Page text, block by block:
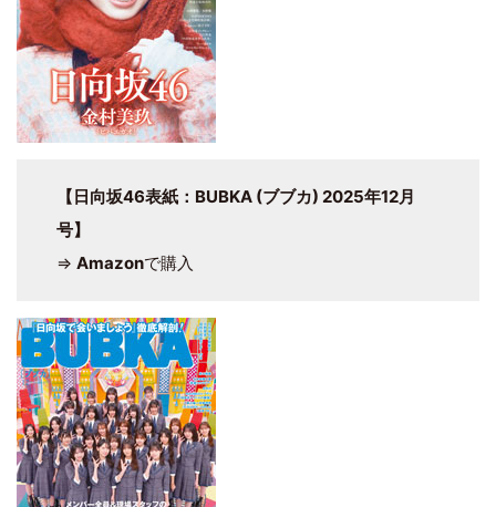
【日向坂46表紙：BUBKA (ブブカ) 2025年12月
号】
⇒ Amazonで購入